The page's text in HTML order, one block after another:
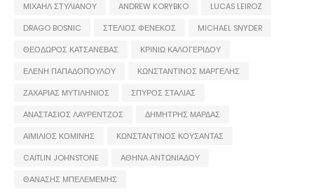
ΜΙΧΑΗΛ ΣΤΥΛΙΑΝΟΥ
ANDREW KORYBKO
LUCAS LEIROZ
DRAGO BOSNIC
ΣΤΕΛΙΟΣ ΦΕΝΕΚΟΣ
MICHAEL SNYDER
ΘΕΟΔΩΡΟΣ ΚΑΤΣΑΝΕΒΑΣ
ΚΡΙΝΙΩ ΚΑΛΟΓΕΡΙΔΟΥ
ΕΛΕΝΗ ΠΑΠΑΔΟΠΟΥΛΟΥ
ΚΩΝΣΤΑΝΤΙΝΟΣ ΜΑΡΓΕΛΗΣ
ΖΑΧΑΡΙΑΣ ΜΥΤΙΛΗΝΙΟΣ
ΣΠΥΡΟΣ ΣΤΑΛΙΑΣ
ΑΝΑΣΤΑΣΙΟΣ ΛΑΥΡΕΝΤΖΟΣ
ΔΗΜΗΤΡΗΣ ΜΑΡΔΑΣ
ΑΙΜΙΛΙΟΣ ΚΟΜΙΝΗΣ
ΚΩΝΣΤΑΝΤΙΝΟΣ ΚΟΥΣΑΝΤΑΣ
CAITLIN JOHNSTONE
ΑΘΗΝΑ ΑΝΤΩΝΙΑΔΟΥ
ΘΑΝΑΣΗΣ ΜΠΕΛΕΜΕΜΗΣ